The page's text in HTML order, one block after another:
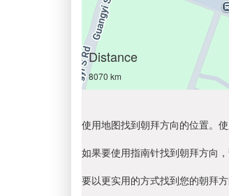
Distance
8070 km
使用地图找到朝拜方向的位置。
如果要使用指南针找到朝拜方向
要以更实用的方式找到您的朝拜